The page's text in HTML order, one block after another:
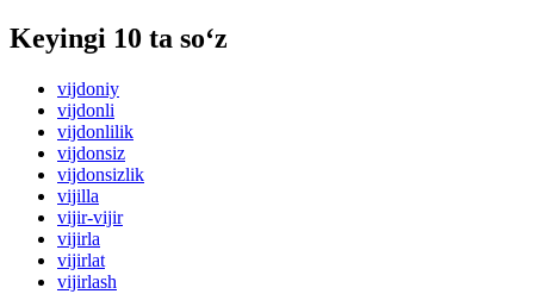
Keyingi 10 ta so‘z
vijdoniy
vijdonli
vijdonlilik
vijdonsiz
vijdonsizlik
vijilla
vijir-vijir
vijirla
vijirlat
vijirlash